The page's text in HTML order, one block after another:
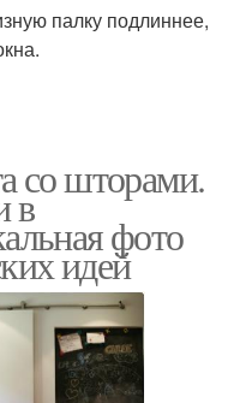
палку подлиннее,
со шторами.
в
фото
идей